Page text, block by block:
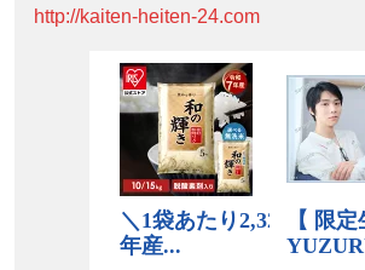
http://kaiten-heiten-24.com